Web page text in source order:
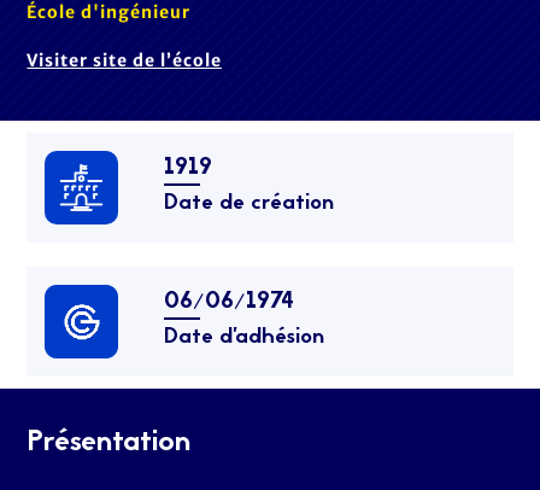
École d'ingénieur
Visiter site de l’école
1919
Date de création
06/06/1974
Date d’adhésion
Présentation